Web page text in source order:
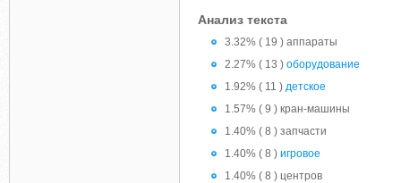
Анализ текста
3.32% ( 19 ) аппараты
2.27% ( 13 ) оборудование
1.92% ( 11 ) детское
1.57% ( 9 ) кран-машины
1.40% ( 8 ) запчасти
1.40% ( 8 ) игровое
1.40% ( 8 ) центров